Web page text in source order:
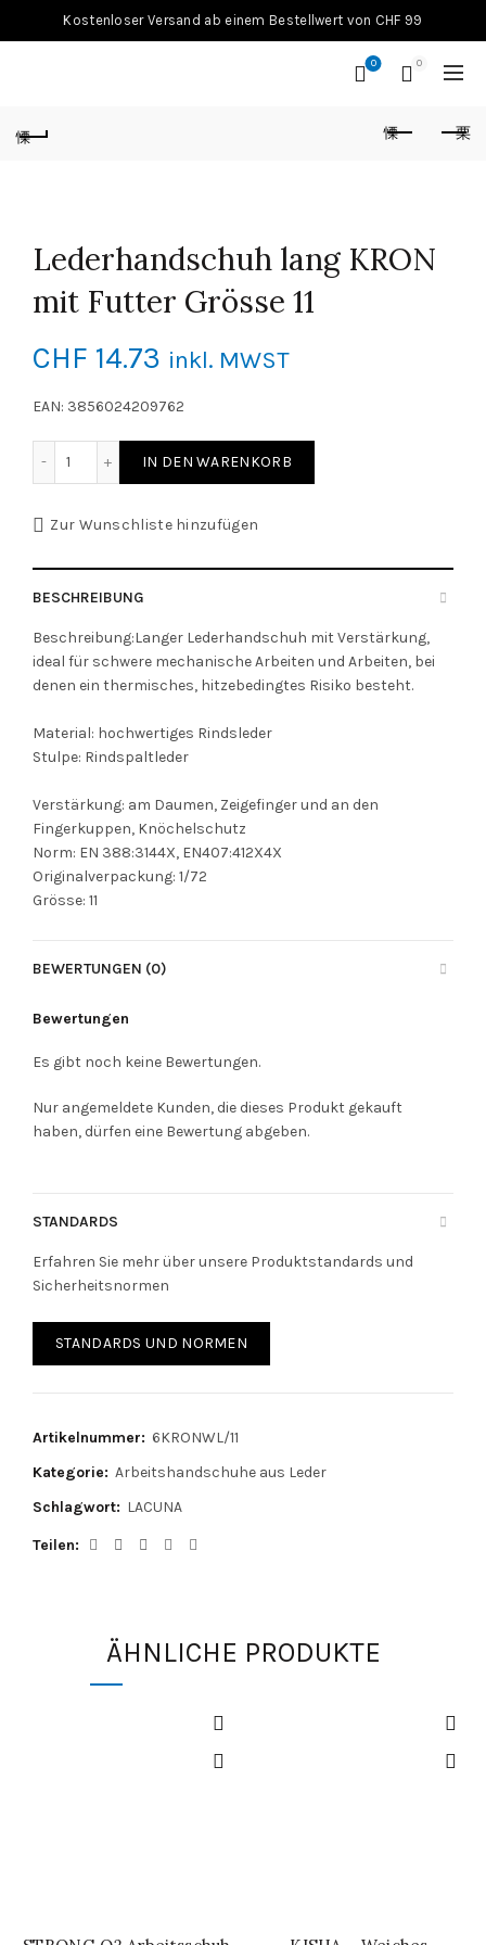
Kostenloser Versand ab einem Bestellwert von CHF 99
0 0
Lederhandschuh lang KRON
mit Futter Grösse 11
CHF 14.73 inkl. MWST
EAN: 3856024209762
IN DEN WARENKORB
Zur Wunschliste hinzufügen
BESCHREIBUNG
Beschreibung:Langer Lederhandschuh mit Verstärkung,
ideal für schwere mechanische Arbeiten und Arbeiten, bei
denen ein thermisches, hitzebedingtes Risiko besteht.
Material: hochwertiges Rindsleder
Stulpe: Rindspaltleder
Verstärkung: am Daumen, Zeigefinger und an den
Fingerkuppen, Knöchelschutz
Norm: EN 388:3144X, EN407:412X4X
Originalverpackung: 1/72
Grösse: 11
BEWERTUNGEN (0)
Bewertungen
Es gibt noch keine Bewertungen.
Nur angemeldete Kunden, die dieses Produkt gekauft
haben, dürfen eine Bewertung abgeben.
STANDARDS
Erfahren Sie mehr über unsere Produktstandards und
Sicherheitsnormen
STANDARDS UND NORMEN
Artikelnummer: 6KRONWL/11
Kategorie: Arbeitshandschuhe aus Leder
Schlagwort: LACUNA
Teilen
ÄHNLICHE PRODUKTE